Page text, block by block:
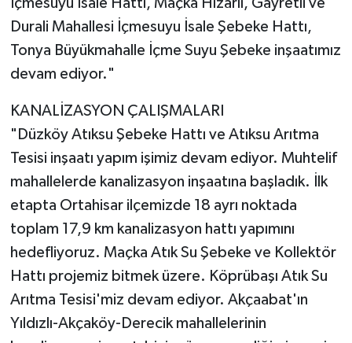
Durali Mahallesi İçmesuyu İsale Şebeke Hattı,
Tonya Büyükmahalle İçme Suyu Şebeke inşaatımız
devam ediyor."
KANALİZASYON ÇALIŞMALARI
"Düzköy Atıksu Şebeke Hattı ve Atıksu Arıtma
Tesisi inşaatı yapım işimiz devam ediyor. Muhtelif
mahallelerde kanalizasyon inşaatına başladık. İlk
etapta Ortahisar ilçemizde 18 ayrı noktada
toplam 17,9 km kanalizasyon hattı yapımını
hedefliyoruz. Maçka Atık Su Şebeke ve Kollektör
Hattı projemiz bitmek üzere. Köprübaşı Atık Su
Arıtma Tesisi'miz devam ediyor. Akçaabat'ın
Yıldızlı-Akçaköy-Derecik mahallelerinin